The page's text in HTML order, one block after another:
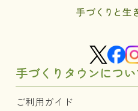
手づくりタウンについ
ご利用ガイド